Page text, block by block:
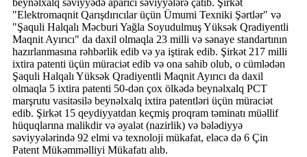
beynəlxalq səviyyədə aparıcı səviyyələrə çatıb. Şirkət
"Elektromaqnit Qarışdırıcılar üçün Ümumi Texniki Şərtlər" və
"Şaquli Halqalı Məcburi Yağla Soyudulmuş Yüksək Qradiyentli
Maqnit Ayırıcı" da daxil olmaqla 23 milli və sənaye standartının
hazırlanmasına rəhbərlik edib və ya iştirak edib. Şirkət 217 milli
ixtira patenti üçün müraciət edib və ona sahib olub, o cümlədən
Şaquli Halqalı Yüksək Qradiyentli Maqnit Ayırıcı da daxil
olmaqla 5 ixtira patenti 50-dən çox ölkədə beynəlxalq PCT
marşrutu vasitəsilə beynəlxalq ixtira patentləri üçün müraciət
edib. Şirkət 15 qeydiyyatdan keçmiş proqram təminatı müəllif
hüquqlarına malikdir və əyalət (nazirlik) və bələdiyyə
səviyyələrində 92 elmi və texnoloji mükafat, eləcə də 6 Çin
Patent Mükəmməlliyi Mükafatı alıb.